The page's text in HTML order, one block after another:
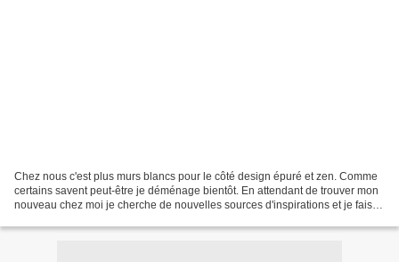
Chez nous c'est plus murs blancs pour le côté design épuré et zen. Comme
certains savent peut-être je déménage bientôt. En attendant de trouver mon
nouveau chez moi je cherche de nouvelles sources d'inspirations et je fais